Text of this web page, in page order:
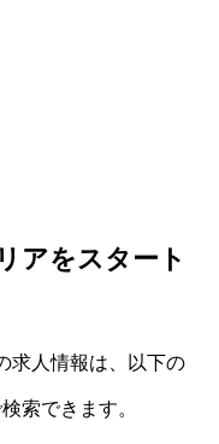
アをスタート
求人情報は、以下の
索できます。